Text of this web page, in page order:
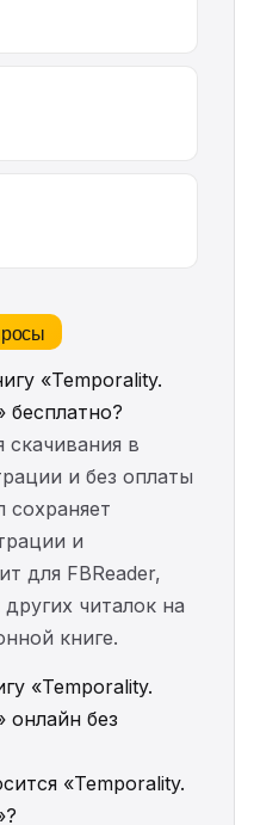
«Temporality.
бесплатно?
скачивания в
и без оплаты
сохраняет
и
для FBReader,
читалок на
книге.
«Temporality.
онлайн без
«Temporality.